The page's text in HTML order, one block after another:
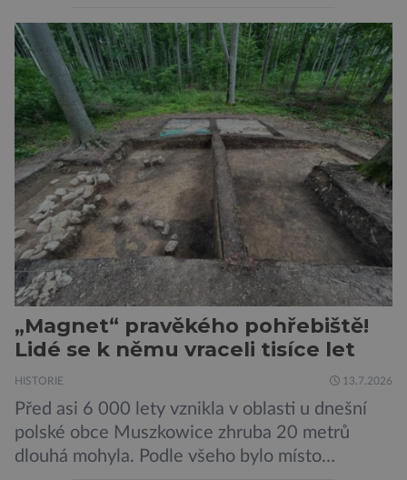
v Hodoníně u Kunštátu. Jeho pozůstatky byly
nedávno odkrývány archeology. Někteří z asi
1400 Romů a Sintů, kteří byli v táboře
internováni, v něm vydechli naposledy. Jiné
čekal transport do […]
„Magnet“ pravěkého pohřebiště!
Lidé se k němu vraceli tisíce let
HISTORIE 13.7.2026
Před asi 6 000 lety vznikla v oblasti u dnešní
polské obce Muszkowice zhruba 20 metrů
dlouhá mohyla. Podle všeho bylo místo